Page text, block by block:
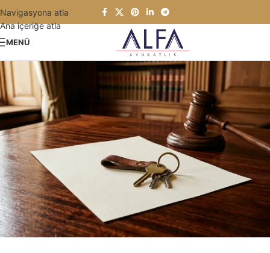
Navigasyona atla
Ana içeriğe atla
MENÜ